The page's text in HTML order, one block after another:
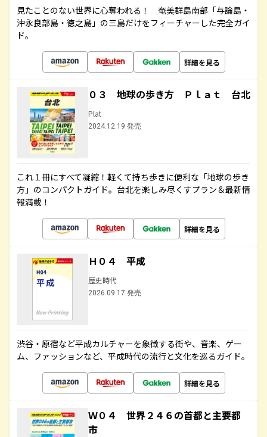
見たことのない世界に心奪われる！ 奄美群島南部「与論島・
沖永良部島・徳之島」の三島だけをフィーチャーした完全ガイ
ド。
詳細を見る
０３ 地球の歩き方 Ｐｌａｔ 台北
Plat
2024.12.19 発売
これ１冊にすべて凝縮！軽くて持ち歩きに便利な「地球の歩き
方」のコンパクトガイド。台北を楽しみ尽くすプラン＆最新情
報満載！
詳細を見る
Ｈ０４ 平成
歴史時代
2026.09.17 発売
渋谷・原宿など平成カルチャーを象徴する街や、音楽、ゲー
ム、ファッションなど、平成時代の流行と文化を巡るガイド。
詳細を見る
Ｗ０４ 世界２４６の首都と主要都
市